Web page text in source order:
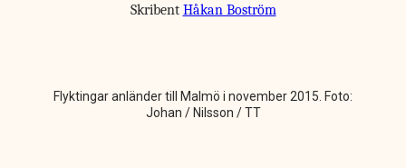
Skribent Håkan Boström
Flyktingar anländer till Malmö i november 2015. Foto:
Johan / Nilsson / TT